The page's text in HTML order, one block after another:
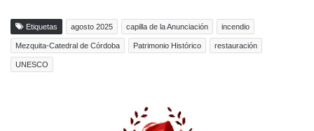
Etiquetas agosto 2025 capilla de la Anunciación incendio
Mezquita-Catedral de Córdoba Patrimonio Histórico restauración
UNESCO